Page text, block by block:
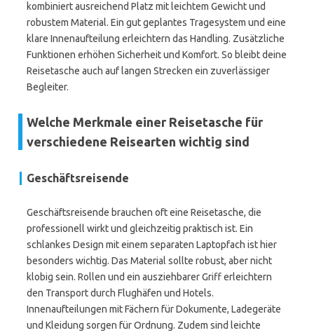
kombiniert ausreichend Platz mit leichtem Gewicht und
robustem Material. Ein gut geplantes Tragesystem und eine
klare Innenaufteilung erleichtern das Handling. Zusätzliche
Funktionen erhöhen Sicherheit und Komfort. So bleibt deine
Reisetasche auch auf langen Strecken ein zuverlässiger
Begleiter.
Welche Merkmale einer Reisetasche für
verschiedene Reisearten wichtig sind
Geschäftsreisende
Geschäftsreisende brauchen oft eine Reisetasche, die
professionell wirkt und gleichzeitig praktisch ist. Ein
schlankes Design mit einem separaten Laptopfach ist hier
besonders wichtig. Das Material sollte robust, aber nicht
klobig sein. Rollen und ein ausziehbarer Griff erleichtern
den Transport durch Flughäfen und Hotels.
Innenaufteilungen mit Fächern für Dokumente, Ladegeräte
und Kleidung sorgen für Ordnung. Zudem sind leichte